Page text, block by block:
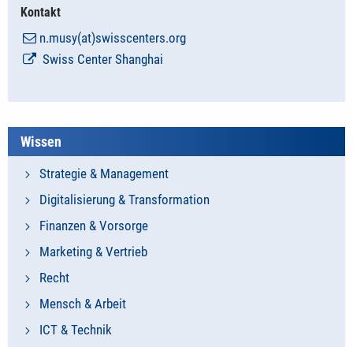
Kontakt
n.musy(at)swisscenters.org
Swiss Center Shanghai
Wissen
Strategie & Management
Digitalisierung & Transformation
Finanzen & Vorsorge
Marketing & Vertrieb
Recht
Mensch & Arbeit
ICT & Technik